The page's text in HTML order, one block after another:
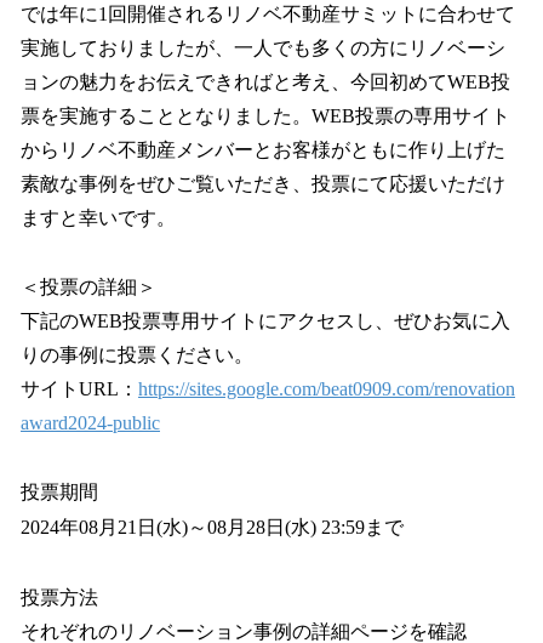
では年に1回開催されるリノベ不動産サミットに合わせて
実施しておりましたが、一人でも多くの方にリノベーシ
ョンの魅力をお伝えできればと考え、今回初めてWEB投
票を実施することとなりました。WEB投票の専用サイト
からリノベ不動産メンバーとお客様がともに作り上げた
素敵な事例をぜひご覧いただき、投票にて応援いただけ
ますと幸いです。
＜投票の詳細＞
下記のWEB投票専用サイトにアクセスし、ぜひお気に入
りの事例に投票ください。
サイトURL： https://sites.google.com/beat0909.com/renovation
award2024-public
投票期間
2024年08月21日(水)～08月28日(水) 23:59まで
投票方法
それぞれのリノベーション事例の詳細ページを確認